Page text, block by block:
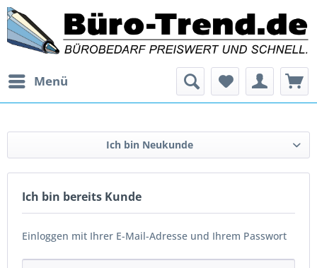
Menü
Ich bin Neukunde
Ich bin bereits Kunde
Einloggen mit Ihrer E-Mail-Adresse und Ihrem Passwort